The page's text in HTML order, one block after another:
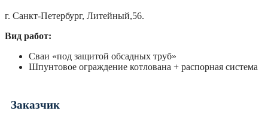
г. Санкт-Петербург, Литейный,56.
Вид работ:
Сваи «под защитой обсадных труб»
Шпунтовое ограждение котлована + распорная система
Заказчик